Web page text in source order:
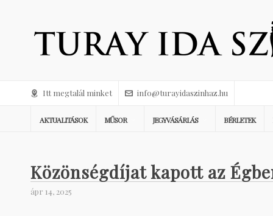
Itt megtalál minket info@turayidaszinhaz.hu
AKTUALITÁSOK MŰSOR JEGYVÁSÁRLÁS BÉRLETEK
Közönségdíjat kapott az
ápr 14, 2025